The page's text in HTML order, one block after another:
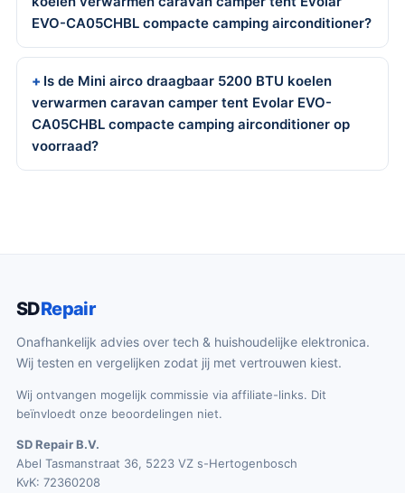
EVO-CA05CHBL compacte camping airconditioner?
Is de Mini airco draagbaar 5200 BTU koelen
verwarmen caravan camper tent Evolar EVO-
CA05CHBL compacte camping airconditioner op
voorraad?
SDRepair
Onafhankelijk advies over tech & huishoudelijke elektronica.
Wij testen en vergelijken zodat jij met vertrouwen kiest.
Wij ontvangen mogelijk commissie via affiliate-links. Dit
beïnvloedt onze beoordelingen niet.
SD Repair B.V.
Abel Tasmanstraat 36, 5223 VZ s-Hertogenbosch
KvK: 72360208